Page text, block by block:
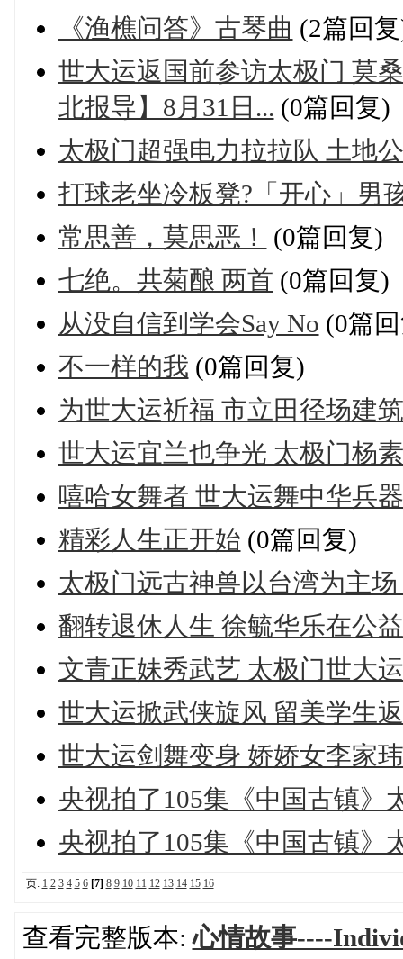
《渔樵问答》古琴曲 (2篇回
世大运返国前参访太极门 莫
北报导】8月31日... (0篇回复)
太极门超强电力拉拉队 土地
打球老坐冷板凳?「开心」男
常思善，莫思恶！
(0篇回复)
七绝。共菊酿 两首 (0篇回复)
从没自信到学会Say No (0篇
不一样的我 (0篇回复)
为世大运祈福 市立田径场建
世大运宜兰也争光 太极门杨
嘻哈女舞者 世大运舞中华兵器
精彩人生正开始 (0篇回复)
太极门远古神兽以台湾为主
翻转退休人生 徐毓华乐在公
文青正妹秀武艺 太极门世大
世大运掀武侠旋风 留美学生
世大运剑舞变身 娇娇女李家
央视拍了105集《中国古镇》
央视拍了105集《中国古镇》
页: 1 2 3 4 5 6 [7] 8 9 10 11 12 13 14 15 16
查看完整版本:心情故事----